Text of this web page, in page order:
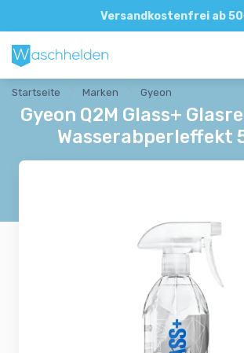
Versandkostenfrei ab
Direkte und persönliche
Startseite Marken Gyeon
Gyeon Q2M Glass+
Wasserabperleffekt